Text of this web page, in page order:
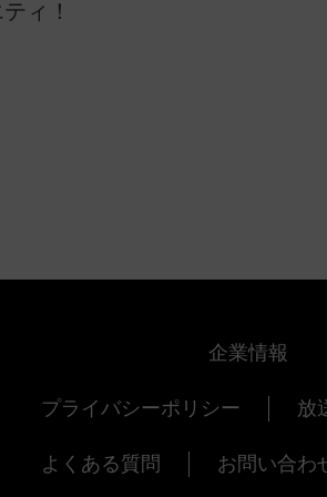
ィ！
企業情報
プライバシーポリシー 放
よくある質問 お問い合わ